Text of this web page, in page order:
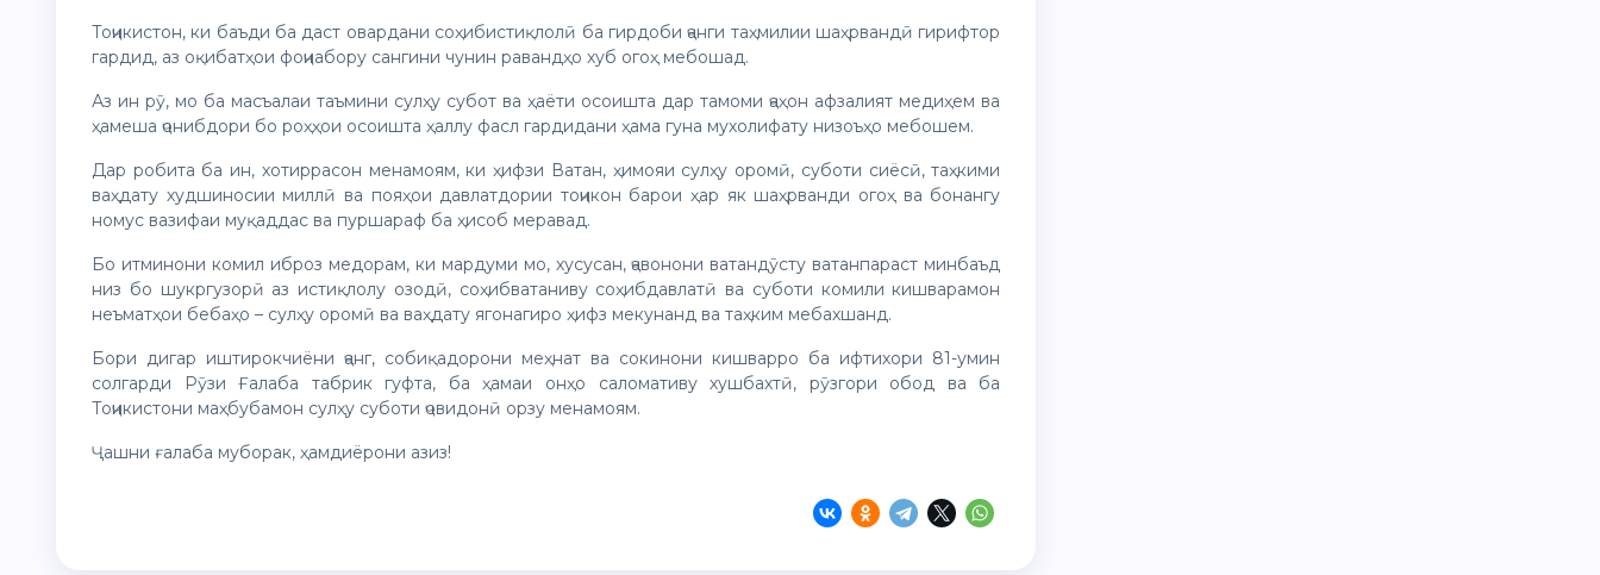
Тоҷикистон, ки баъди ба даст овардани соҳибистиқлолӣ ба гирдоби ҷанги таҳмилии шаҳрвандӣ гирифтор
гардид, аз оқибатҳои фоҷиабору сангини чунин равандҳо хуб огоҳ мебошад.
Аз ин рӯ, мо ба масъалаи таъмини сулҳу субот ва ҳаёти осоишта дар тамоми ҷаҳон афзалият медиҳем ва
ҳамеша ҷонибдори бо роҳҳои осоишта ҳаллу фасл гардидани ҳама гуна мухолифату низоъҳо мебошем.
Дар робита ба ин, хотиррасон менамоям, ки ҳифзи Ватан, ҳимояи сулҳу оромӣ, суботи сиёсӣ, таҳкими
ваҳдату худшиносии миллӣ ва пояҳои давлатдории тоҷикон барои ҳар як шаҳрванди огоҳ ва бонангу
номус вазифаи муқаддас ва пуршараф ба ҳисоб меравад.
Бо итминони комил иброз медорам, ки мардуми мо, хусусан, ҷавонони ватандӯсту ватанпараст минбаъд
низ бо шукргузорӣ аз истиқлолу озодӣ, соҳибватаниву соҳибдавлатӣ ва суботи комили кишварамон
неъматҳои бебаҳо – сулҳу оромӣ ва ваҳдату ягонагиро ҳифз мекунанд ва таҳким мебахшанд.
Бори дигар иштирокчиёни ҷанг, собиқадорони меҳнат ва сокинони кишварро ба ифтихори 81-умин
солгарди Рӯзи Ғалаба табрик гуфта, ба ҳамаи онҳо саломативу хушбахтӣ, рӯзгори обод ва ба
Тоҷикистони маҳбубамон сулҳу суботи ҷовидонӣ орзу менамоям.
Ҷашни ғалаба муборак, ҳамдиёрони азиз!